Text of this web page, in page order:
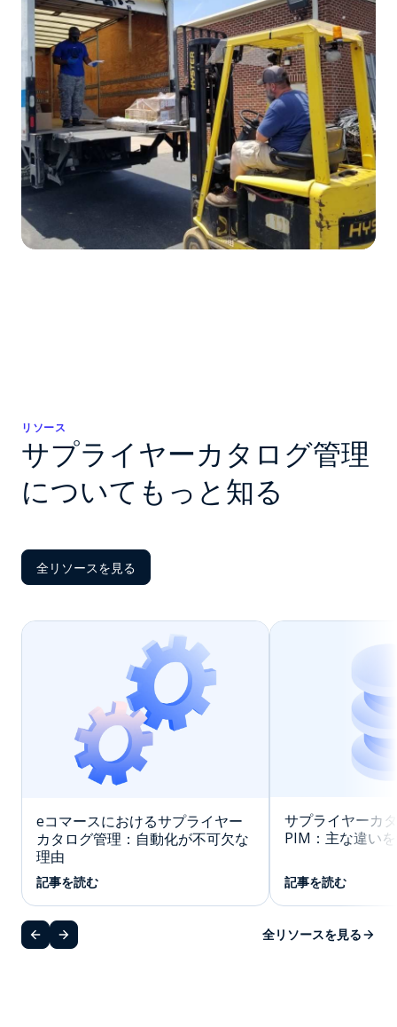
リソース
サプライヤーカタログ管理
についてもっと知る
全リソースを見る
eコマースにおけるサプライヤー
カタログ管理：自動化が不可欠な
理由
記事を読む
サプライヤーカ
PIM：主な違い
記事を読む
全リソースを見る